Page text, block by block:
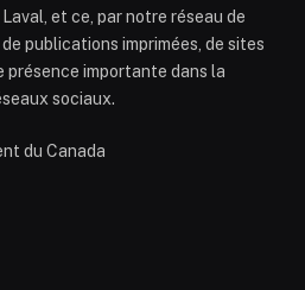
et ce, par notre réseau de
publications imprimées, de sites
présence importante dans la
sociaux.
du Canada